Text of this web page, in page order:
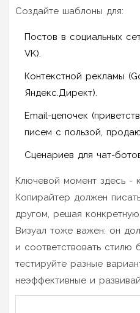
Создайте шаблоны для:
Постов в социальных
VK).
Контекстной рекламы
Яндекс.Директ).
Email-цепочек
писем с пользой,
Сценариев для чат-
Ключевой момент здесь -
Копирайтер должен
другом, решая
Визуал тоже важен: он
и соответствовать стилю
тестируйте разные
неэффективные и